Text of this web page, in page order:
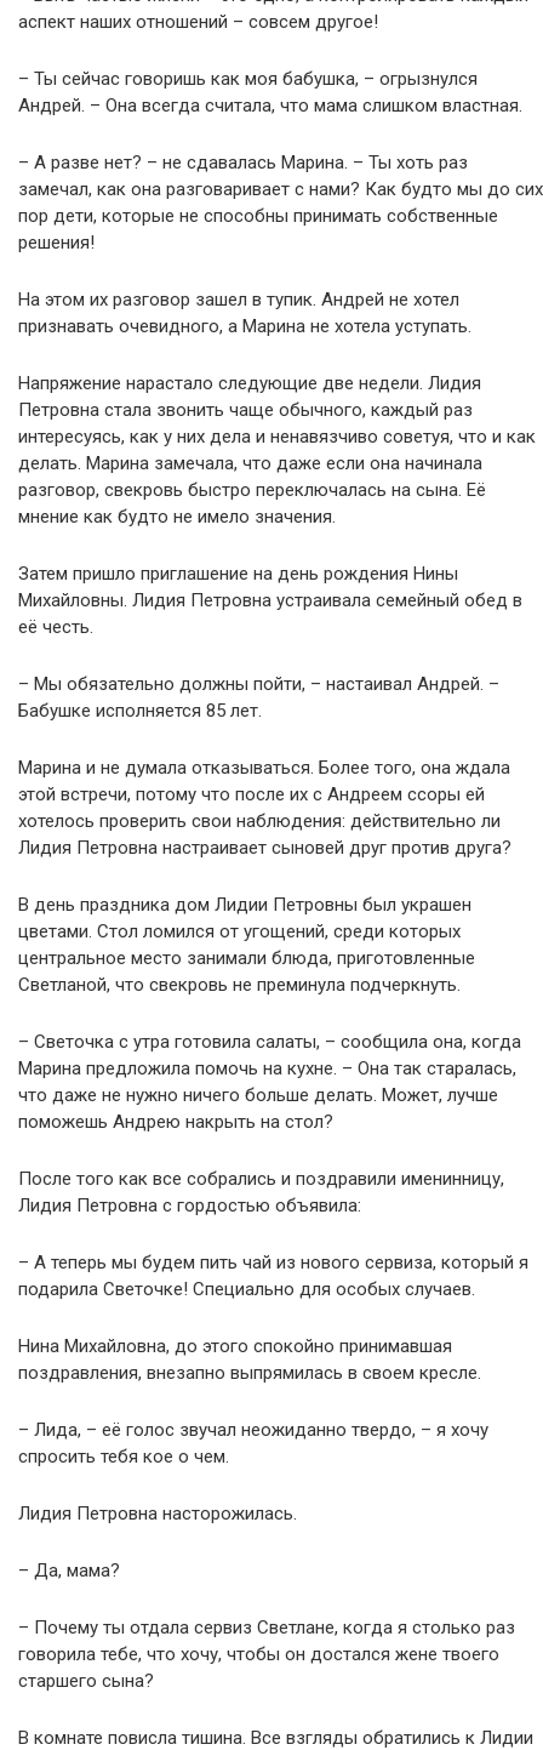
аспект наших отношений – совсем другое!
– Ты сейчас говоришь как моя бабушка, – огрызнулся
Андрей. – Она всегда считала, что мама слишком властная.
– А разве нет? – не сдавалась Марина. – Ты хоть раз
замечал, как она разговаривает с нами? Как будто мы до сих
пор дети, которые не способны принимать собственные
решения!
На этом их разговор зашел в тупик. Андрей не хотел
признавать очевидного, а Марина не хотела уступать.
Напряжение нарастало следующие две недели. Лидия
Петровна стала звонить чаще обычного, каждый раз
интересуясь, как у них дела и ненавязчиво советуя, что и как
делать. Марина замечала, что даже если она начинала
разговор, свекровь быстро переключалась на сына. Её
мнение как будто не имело значения.
Затем пришло приглашение на день рождения Нины
Михайловны. Лидия Петровна устраивала семейный обед в
её честь.
– Мы обязательно должны пойти, – настаивал Андрей. –
Бабушке исполняется 85 лет.
Марина и не думала отказываться. Более того, она ждала
этой встречи, потому что после их с Андреем ссоры ей
хотелось проверить свои наблюдения: действительно ли
Лидия Петровна настраивает сыновей друг против друга?
В день праздника дом Лидии Петровны был украшен
цветами. Стол ломился от угощений, среди которых
центральное место занимали блюда, приготовленные
Светланой, что свекровь не преминула подчеркнуть.
– Светочка с утра готовила салаты, – сообщила она, когда
Марина предложила помочь на кухне. – Она так старалась,
что даже не нужно ничего больше делать. Может, лучше
поможешь Андрею накрыть на стол?
После того как все собрались и поздравили именинницу,
Лидия Петровна с гордостью объявила:
– А теперь мы будем пить чай из нового сервиза, который я
подарила Светочке! Специально для особых случаев.
Нина Михайловна, до этого спокойно принимавшая
поздравления, внезапно выпрямилась в своем кресле.
– Лида, – её голос звучал неожиданно твердо, – я хочу
спросить тебя кое о чем.
Лидия Петровна насторожилась.
– Да, мама?
– Почему ты отдала сервиз Светлане, когда я столько раз
говорила тебе, что хочу, чтобы он достался жене твоего
старшего сына?
В комнате повисла тишина. Все взгляды обратились к Лидии